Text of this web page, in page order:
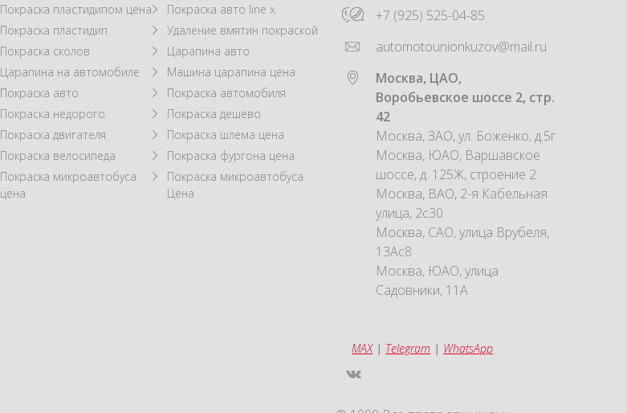
Покраска пластидипом цена
Покраска авто line x
Покраска пластидип
Удаление вмятин покраской
Покраска сколов
Царапина авто
Царапина на автомобиле
Машина царапина цена
Покраска авто
Покраска автомобиля
Покраска недорого
Покраска дешево
Покраска двигателя
Покраска шлема цена
Покраска велосипеда
Покраска фургона цена
Покраска микроавтобуса
цена
Покраска микроавтобуса
Цена
+7 (925) 525-04-85
automotounionkuzov@mail.ru
Москва, ЦАО,
Воробьевское шоссе 2, стр.
42
Москва, ЗАО, ул. Боженко, д.5г
Москва, ЮАО, Варшавское
шоссе, д. 125Ж, строение 2
Москва, ВАО, 2-я Кабельная
улица, 2с30
Москва, САО, улица Врубеля,
13Ас8
Москва, ЮАО, улица
Садовники, 11А
MAX| Telegram | WhatsApp